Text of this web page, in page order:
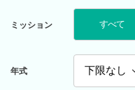
ミッション すべて
年式